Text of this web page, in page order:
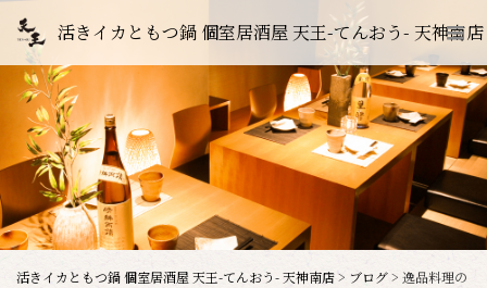
活きイカともつ鍋 個室居酒屋 天王-てんおう- 天神南店
活きイカともつ鍋 個室居酒屋 天王-てんおう- 天神南店> ブログ> 逸品料理の